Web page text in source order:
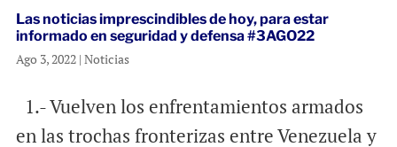
Las noticias imprescindibles de hoy, para estar
informado en seguridad y defensa #3AGO22
Ago 3, 2022| Noticias
1.- Vuelven los enfrentamientos armados
en las trochas fronterizas entre Venezuela y